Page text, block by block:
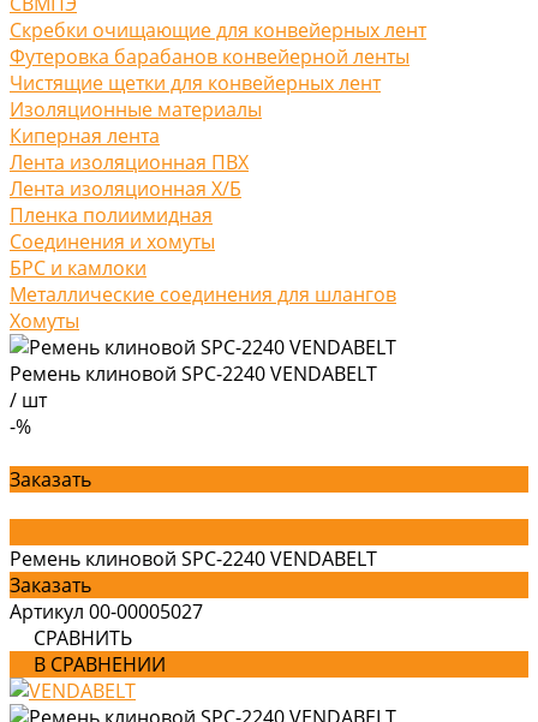
Скребки очищающие для конвейерных лент
Футеровка барабанов конвейерной ленты
Чистящие щетки для конвейерных лент
Изоляционные материалы
Киперная лента
Лента изоляционная ПВХ
Лента изоляционная Х/Б
Пленка полиимидная
Соединения и хомуты
БРС и камлоки
Металлические соединения для шлангов
Хомуты
Ремень клиновой SPC-2240 VENDABELT
/ шт
-%
Заказать
Ремень клиновой SPC-2240 VENDABELT
Заказать
Артикул 00-00005027
СРАВНИТЬ
В СРАВНЕНИИ